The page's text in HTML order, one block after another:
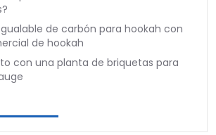
de carbón para hookah con
de hookah
con una planta de briquetas para